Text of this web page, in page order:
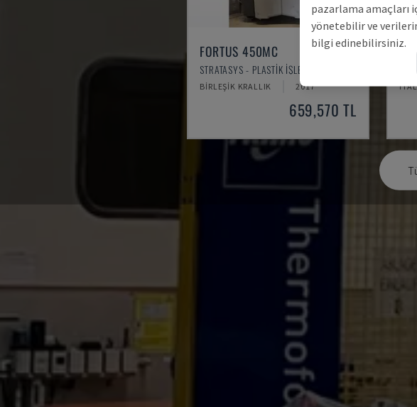
FORTUS 450MC
STRATASYS - PLASTIK IŞLEME MAKINESI
BIRLEŞIK KRALLIK 2017
659,570 TL
pazarlama amaçları
yönetebilir ve
bilgi edinebilirsiniz.